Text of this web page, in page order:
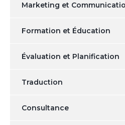
Marketing et
Formation et Éducation
Évaluation et Planification
Traduction
Consultance